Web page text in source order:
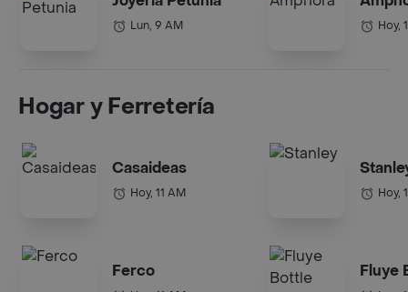
Lun, 9 AM Hoy,
Hogar y Ferretería
Casaideas
Hoy, 11 AM
Ferco
Hoy,
Fluye